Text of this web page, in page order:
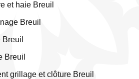
et haie Breuil
Breuil
Breuil
grillage et clôture Breuil